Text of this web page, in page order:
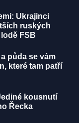
Ukrajinci
ruských
FSB
půda se vám
které tam patří
kousnutí
Řecka